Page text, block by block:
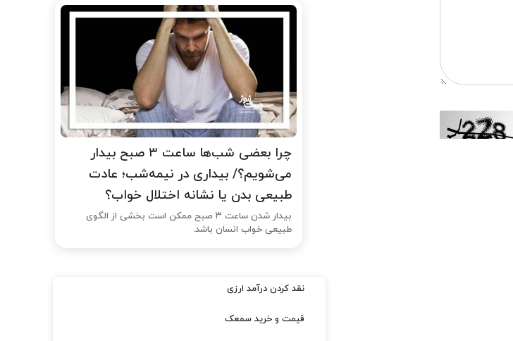
چرا بعضی شب‌ها ساعت ۳ صبح بیدار
می‌شویم؟/ بیداری در نیمه‌شب؛ عادت
طبیعی بدن یا نشانه اختلال خواب؟
بیدار شدن ساعت ۳ صبح ممکن است بخشی از الگوی
طبیعی خواب انسان باشد.
نقد کردن درآمد ارزی
قیمت و خرید سمعک